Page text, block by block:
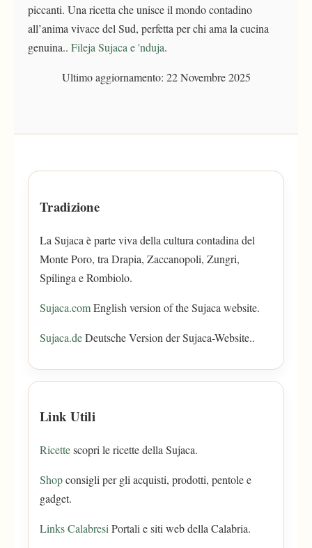
piccanti. Una ricetta che unisce il mondo contadino
all’anima vivace del Sud, perfetta per chi ama la cucina
genuina.. Fileja Sujaca e 'nduja.
Ultimo aggiornamento: 22 Novembre 2025
Tradizione
La Sujaca è parte viva della cultura contadina del
Monte Poro, tra Drapia, Zaccanopoli, Zungri,
Spilinga e Rombiolo.
Sujaca.comEnglish version of the Sujaca website.
Sujaca.deDeutsche Version der Sujaca-Website..
Link Utili
Ricettescopri le ricette della Sujaca.
Shopconsigli per gli acquisti, prodotti, pentole e
gadget.
Links Calabresi Portali e siti web della Calabria.